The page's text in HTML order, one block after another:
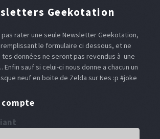
Geekotation
pas rater une seule Newsletter Geekotation,
le formulaire ci dessous, et ne
données ne seront pas revendus à une
Enfin sauf si celui-ci nous donne a chacun un
neuf en boite de Zelda sur Nes :p #joke